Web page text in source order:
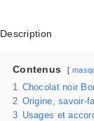
Description
Contenus
1 Chocolat noir
2 Origine, savoir-
3 Usages et